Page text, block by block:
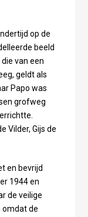
op de
beeld
van een
geldt als
Papo was
grofweg
Vilder, Gijs de
en bevrijd
1944 en
de veilige
omdat de